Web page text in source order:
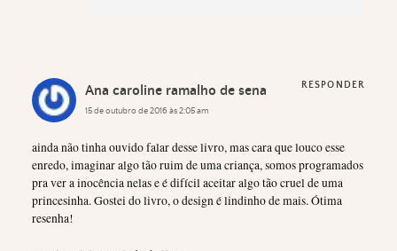
Ana caroline ramalho de sena
15 de outubro de 2016 às 2:05 am
ainda não tinha ouvido falar desse livro, mas cara que louco esse
enredo, imaginar algo tão ruim de uma criança, somos programados
pra ver a inocência nelas e é difícil aceitar algo tão cruel de uma
princesinha. Gostei do livro, o design é lindinho de mais. Ótima
resenha!
RESPONDER